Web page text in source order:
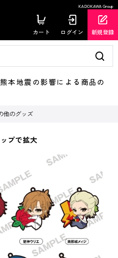
KADOKAWA Group
カート ログイン 新規登録
地震の影響による商品の
他のグッズ
プで拡大